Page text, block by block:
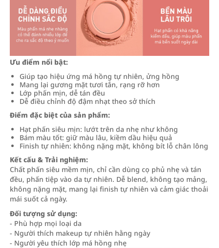
Ưu điểm nổi bật:
Giúp tạo hiệu ứng má hồng tự nhiên, ửng hồng
Mang lại gương mặt tươi tắn, rạng rỡ hơn
Lớp phấn mịn, dễ tán đều
Dễ điều chỉnh độ đậm nhạt theo sở thích
Điểm đặc biệt của sản phẩm:
Hạt phấn siêu mịn: lướt trên da nhẹ như không
Bám màu tốt: giữ màu lâu, kiềm dầu hiệu quả
Finish tự nhiên: không nặng mặt, không bít lỗ chân lông
Kết cấu & Trải nghiệm:
Chất phấn siêu mềm mịn, chỉ cần dùng cọ phủ nhẹ và tán
đều, phấn tiệp vào da tự nhiên. Dễ blend, không tạo mảng,
không nặng mặt, mang lại finish tự nhiên và cảm giác thoải
mái suốt cả ngày.
Đối tượng sử dụng:
- Phù hợp mọi loại da
- Người thích makeup tự nhiên hằng ngày
- Người yêu thích lớp má hồng nhẹ